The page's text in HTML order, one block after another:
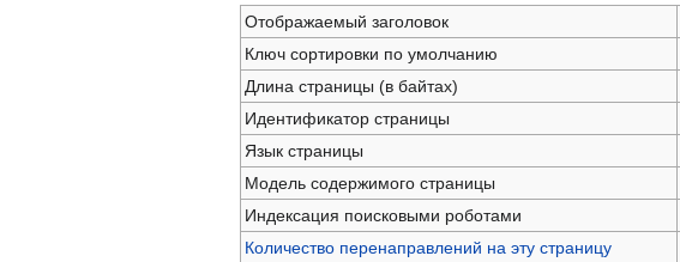
Отображаемый заголовок
Ключ сортировки по умолчанию
Длина страницы (в байтах)
Идентификатор страницы
Язык страницы
Модель содержимого страницы
Индексация поисковыми роботами
Количество перенаправлений на эту страницу